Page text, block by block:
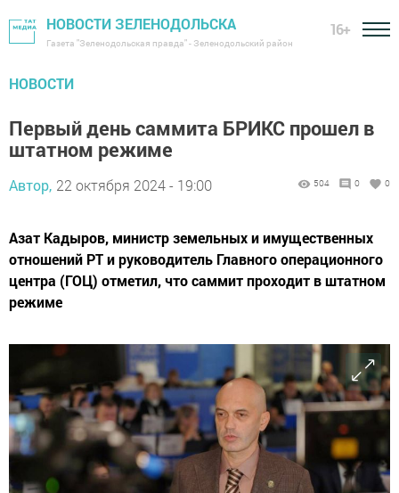
НОВОСТИ ЗЕЛЕНОДОЛЬСКА
Газета "Зеленодольская правда" - Зеленодольский район
16+
НОВОСТИ
Первый день саммита БРИКС прошел в
штатном режиме
Автор, 22 октября 2024 - 19:00 504 0 0
Азат Кадыров, министр земельных и имущественных
отношений РТ и руководитель Главного операционного
центра (ГОЦ) отметил, что саммит проходит в штатном
режиме